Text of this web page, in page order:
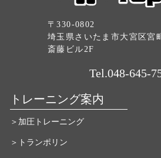
〒330-0802
埼玉県さいたま市大宮区宮
斎藤ビル2F
Tel.048-645-
トレーニング案内
＞加圧トレーニング
＞トランポリン